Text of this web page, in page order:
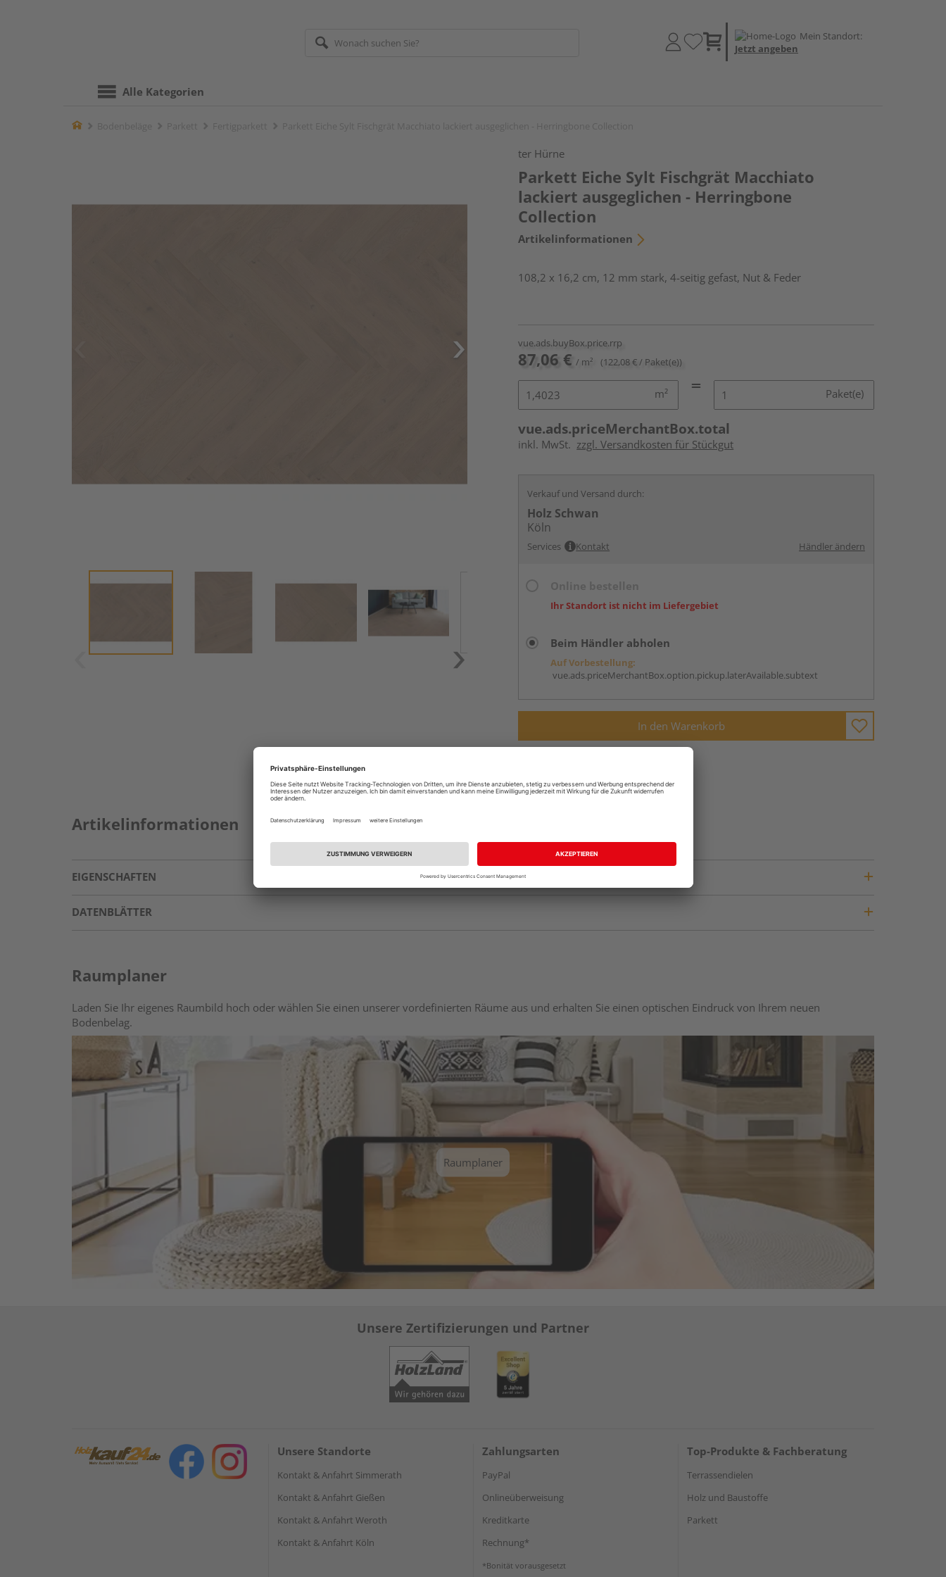
Mein Standort:
Jetzt angeben
Alle Kategorien
Home
ter Hürne
Parkett Eiche Sylt Fischgrät Macchiato
lackiert ausgeglichen - Herringbone
Collection
Artikelinformationen
108,2 x 16,2 cm, 12 mm stark, 4-seitig gefast, Nut & Feder
vue.ads.buyBox.price.rrp
87,06 € / m² (122,08 € / Paket(e))
m² Paket(e)
vue.ads.priceMerchantBox.total
inkl. MwSt. zzgl. Versandkosten für Stückgut
Verkauf und Versand durch:
Holz Schwan
Köln
Services Kontakt Händler ändern
Ihr Standort ist nicht im Liefergebiet
Beim Händler abholen
Auf Vorbestellung:
vue.ads.priceMerchantBox.option.pickup.laterAvailable.subtext
In den Warenkorb
Artikelinformationen
EIGENSCHAFTEN
DATENBLÄTTER
Raumplaner
Laden Sie Ihr eigenes Raumbild hoch oder wählen Sie einen unserer vordefinierten Räume aus und erhalten Sie einen optischen Eindruck von Ihrem neuen
Bodenbelag.
Raumplaner
Unsere Zertifizierungen und Partner
Unsere Standorte
Kontakt & Anfahrt Simmerath
Kontakt & Anfahrt Gießen
Kontakt & Anfahrt Weroth
Kontakt & Anfahrt Köln
Zahlungsarten
PayPal
Onlineüberweisung
Kreditkarte
Rechnung*
*Bonität vorausgesetzt
Top-Produkte & Fachberatung
Terrassendielen
Holz und Baustoffe
Parkett